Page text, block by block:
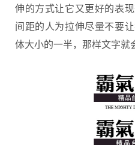
伸的方式让它又更好的表
间距的人为拉伸尽量不要
体大小的一半，那样文字就